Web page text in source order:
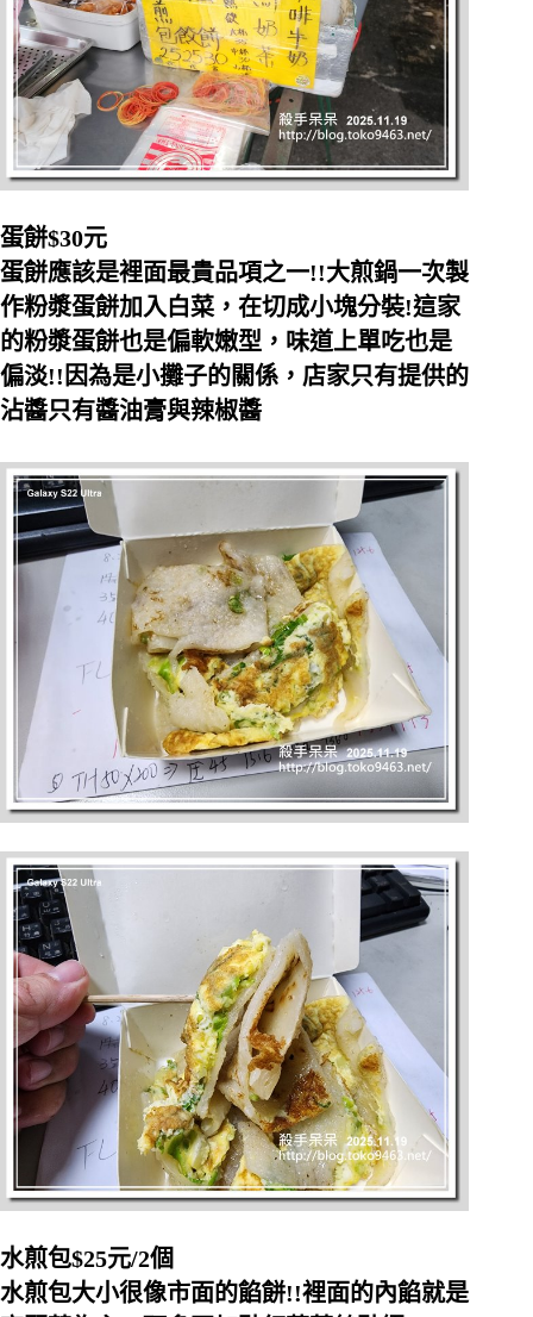
蛋餅$30元
蛋餅應該是裡面最貴品項之一!!大煎鍋一次製
作粉漿蛋餅加入白菜，在切成小塊分裝!這家
的粉漿蛋餅也是偏軟嫩型，味道上單吃也是
偏淡!!因為是小攤子的關係，店家只有提供的
沾醬只有醬油膏與辣椒醬
水煎包$25元/2個
水煎包大小很像市面的餡餅!!裡面的內餡就是